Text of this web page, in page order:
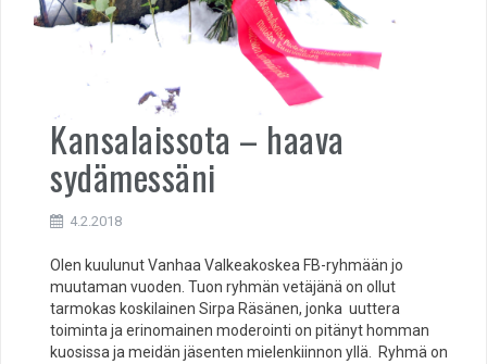
Kansalaissota – haava
sydämessäni
4.2.2018
Olen kuulunut Vanhaa Valkeakoskea FB-ryhmään jo
muutaman vuoden. Tuon ryhmän vetäjänä on ollut
tarmokas koskilainen Sirpa Räsänen, jonka uuttera
toiminta ja erinomainen moderointi on pitänyt homman
kuosissa ja meidän jäsenten mielenkiinnon yllä. Ryhmä on